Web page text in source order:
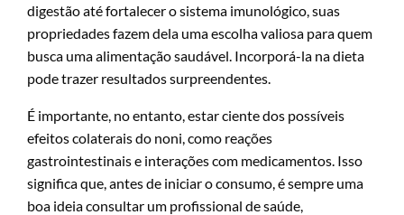
digestão até fortalecer o sistema imunológico, suas
propriedades fazem dela uma escolha valiosa para quem
busca uma alimentação saudável. Incorporá-la na dieta
pode trazer resultados surpreendentes.
É importante, no entanto, estar ciente dos possíveis
efeitos colaterais do noni, como reações
gastrointestinais e interações com medicamentos. Isso
significa que, antes de iniciar o consumo, é sempre uma
boa ideia consultar um profissional de saúde,